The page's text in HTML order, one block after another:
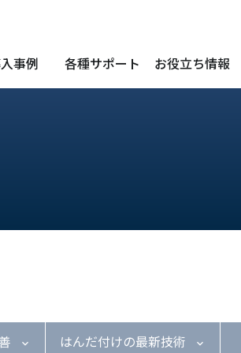
事例 各種サポート お役立ち情報
はんだ付けの最新技術